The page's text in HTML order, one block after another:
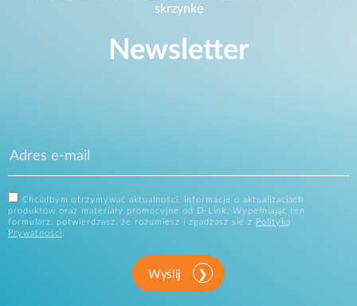
skrzynkę
Newsletter
Chciałbym otrzymywać aktualności, informacje o aktualizacjach
produktów oraz materiały promocyjne od D-Link. Wypełniając ten
formularz, potwierdzasz, że rozumiesz i zgadzasz się z
Polityką
Prywatności.
Wyślij